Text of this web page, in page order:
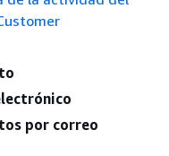
por correo